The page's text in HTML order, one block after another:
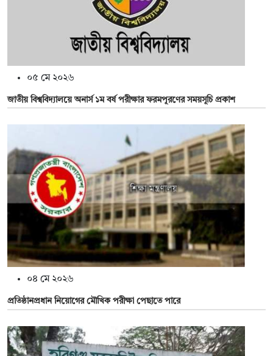
০৫ মে ২০২৬
জাতীয় বিশ্ববিদ্যালয়ে অনার্স ১ম বর্ষ পরীক্ষার ফরমপূরণের সময়সূচি প্রকাশ
০৪ মে ২০২৬
প্রতিষ্ঠানপ্রধান নিয়োগের মৌখিক পরীক্ষা পেছাতে পারে